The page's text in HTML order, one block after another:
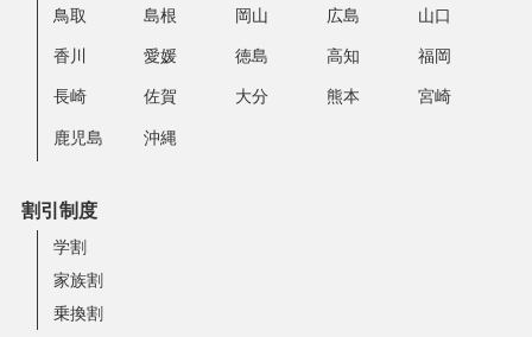
鳥取 島根 岡山 広島 山口
香川 愛媛 徳島 高知 福岡
長崎 佐賀 大分 熊本 宮崎
鹿児島 沖縄
割引制度
学割
家族割
乗換割